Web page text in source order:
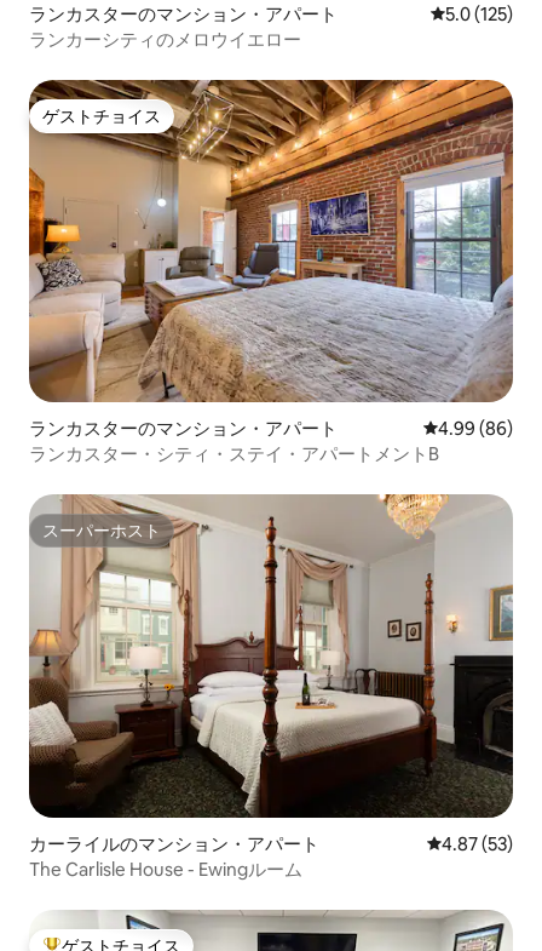
ランカスターのマンション・アパート レビュー125
5.0 (125)
ランカーシティのメロウイエロー
ゲストチョイス
ゲストチョイス
ランカスターのマンション・アパート レビュー86件
4.99 (86)
ランカスター・シティ・ステイ・アパートメントB
スーパーホスト
スーパーホスト
カーライルのマンション・アパート レビュー53
4.87 (53)
The Carlisle House - Ewingルーム
ゲストチョイス